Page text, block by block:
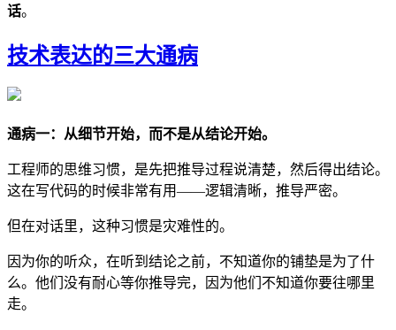
话。
技术表达的三大通病
通病一：从细节开始，而不是从结论开始。
工程师的思维习惯，是先把推导过程说清楚，然后得出结论。
这在写代码的时候非常有用——逻辑清晰，推导严密。
但在对话里，这种习惯是灾难性的。
因为你的听众，在听到结论之前，不知道你的铺垫是为了什
么。他们没有耐心等你推导完，因为他们不知道你要往哪里
走。